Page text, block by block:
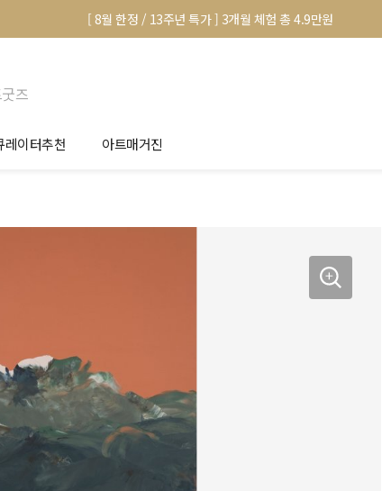
[ 8월 한정 / 13주년 특가 ] 3개월 체험 총 4.9만원
즈
레이터추천
품선택 Tip
아트매거진
미술 이야기